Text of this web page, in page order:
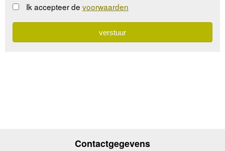
Ik accepteer de voorwaarden
Contactgegevens